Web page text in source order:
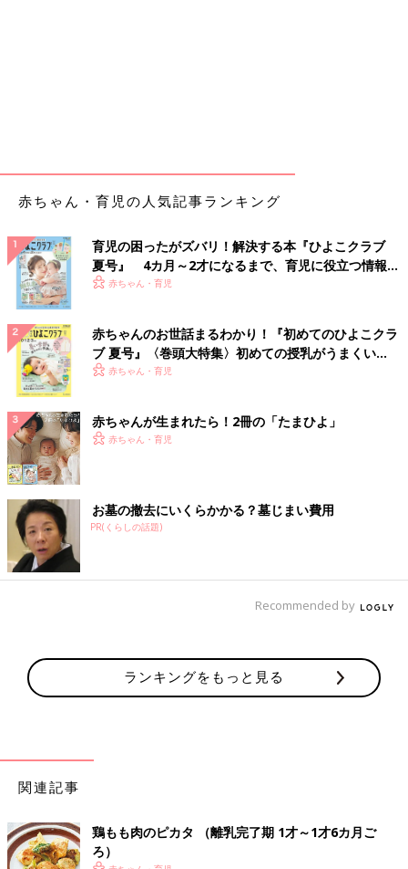
赤ちゃん・育児の人気記事ランキング
育児の困ったがズバリ！解決する本『ひよこクラブ
夏号』 4カ月～2才になるまで、育児に役立つ情報が
いっぱい！
赤ちゃん・育児
赤ちゃんのお世話まるわかり！『初めてのひよこクラ
ブ 夏号』〈巻頭大特集〉初めての授乳がうまくい
く！ おっぱい・ミルクの基本と夏のトラブル 解決テ
赤ちゃん・育児
赤ちゃんが生まれたら！2冊の「たまひよ」
赤ちゃん・育児
お墓の撤去にいくらかかる？墓じまい費用
PR(くらしの話題)
Recommended by
ランキングをもっと見る
関連記事
鶏もも肉のピカタ （離乳完了期 1才～1才6カ月ご
ろ）